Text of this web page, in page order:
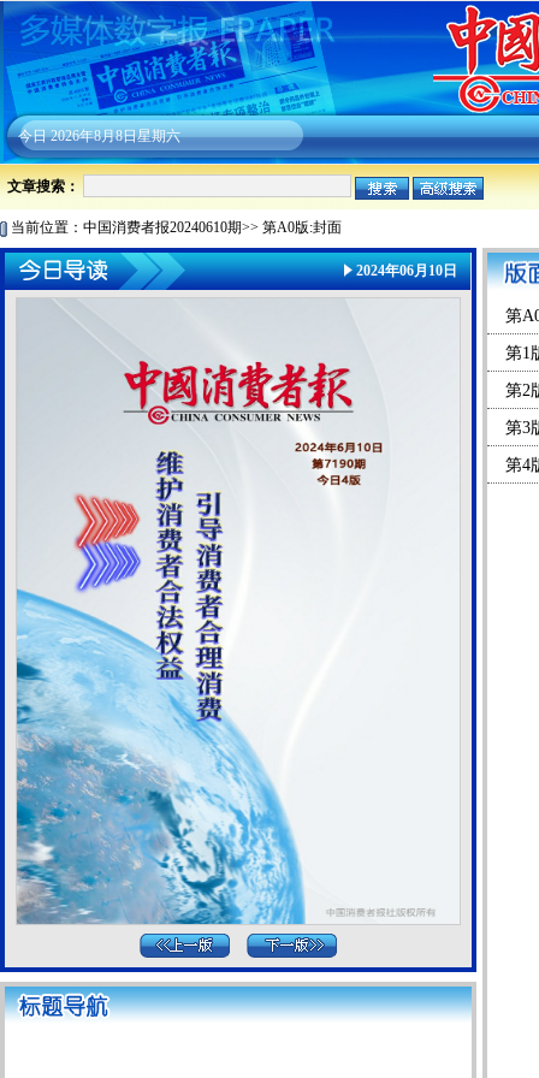
今日2026年8月8日星期六
文章搜索：
当前位置： 中国消费者报20240610期>> 第A0版:封面
2024年06月10日
第
第1
第2
第3
第4